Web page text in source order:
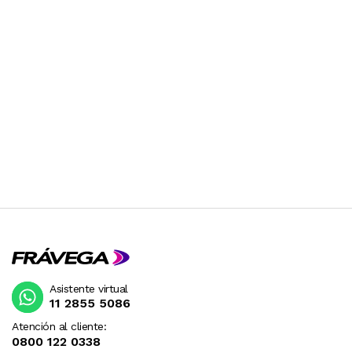
Atención al cliente:
0800 122 0338
Asistente virtual
11 2855 5086